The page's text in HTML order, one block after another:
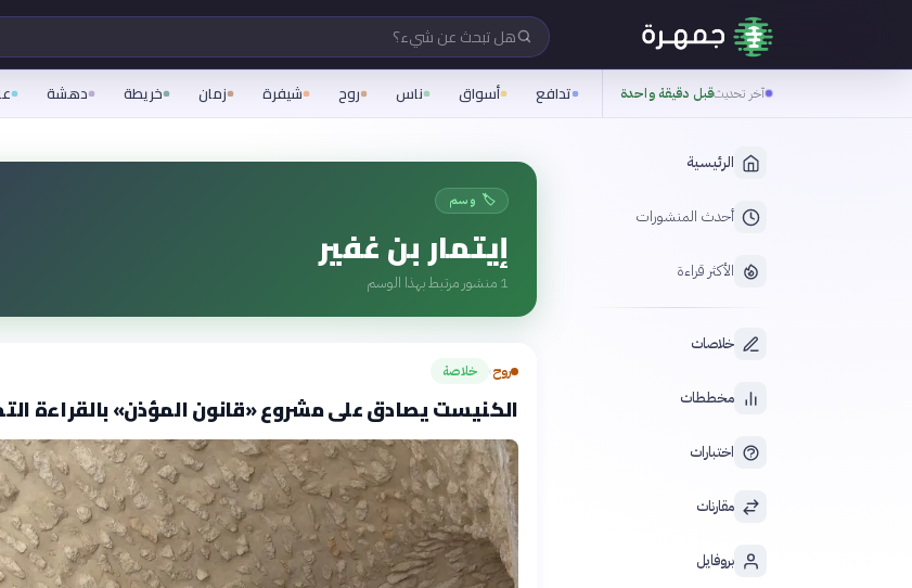
هل تبحث عن شيء؟
آخر تحديثقبل دقيقة واحدة تدافع أسواق ناس روح شيفرة زمان خريطة دهشة
الرئيسية
أحدث المنشورات
الأكثر قراءة
خلاصات
مخططات
اختبارات
مقارنات
بروفايل
🏷️ وسم
إيتمار بن غفير
1 منشور مرتبط بهذا الوسم
روح› خلاصة
الكنيست يصادق على مشروع «قانون المؤذن» بالقراءة